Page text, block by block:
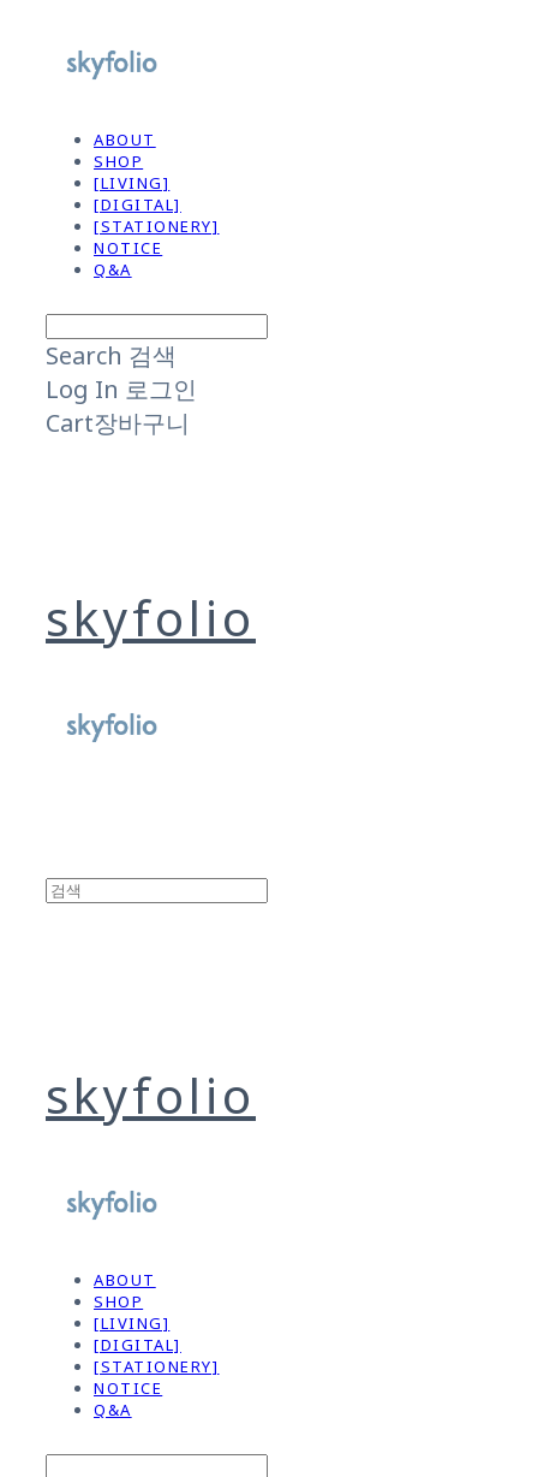
ABOUT
SHOP
[LIVING]
[DIGITAL]
[STATIONERY]
NOTICE
Q&A
Search 검색
Log In 로그인
Cart장바구니
skyfolio
skyfolio
ABOUT
SHOP
[LIVING]
[DIGITAL]
[STATIONERY]
NOTICE
Q&A